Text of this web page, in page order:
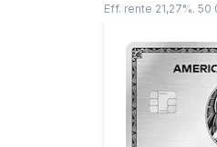
Eff. rente 21,27%.